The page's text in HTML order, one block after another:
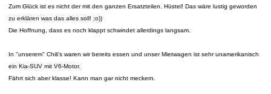
Zum Glück ist es nicht der mit den ganzen Ersatzteilen. Hüstel! Das wäre lustig geworden
zu erklären was das alles soll! ;o))
Die Hoffnung, dass es noch klappt schwindet allerdings langsam.
In "unserem" Chili's waren wir bereits essen und unser Mietwagen ist sehr unamerikanisch
ein Kia-SUV mit V6-Motor.
Fährt sich aber klasse! Kann man gar nicht meckern.